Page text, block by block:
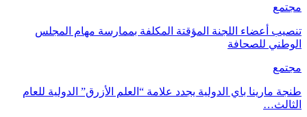
مجتمع
تنصيب أعضاء اللجنة المؤقتة المكلفة بممارسة مهام المجلس
الوطني للصحافة
مجتمع
طنجة مارينا باي الدولية يجدد علامة “العلم الأزرق” الدولية للعام
الثالث…